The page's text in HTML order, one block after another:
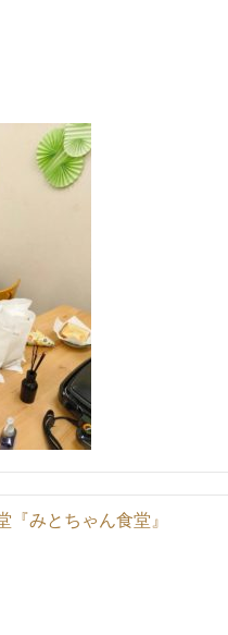
みとちゃん食堂』